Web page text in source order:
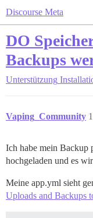
Discourse Meta
DO
Backups
Unterstützung
Vaping_Community 1
Ich habe mein Backup
hochgeladen und es
Meine app.yml sieht
Uploads and Backups